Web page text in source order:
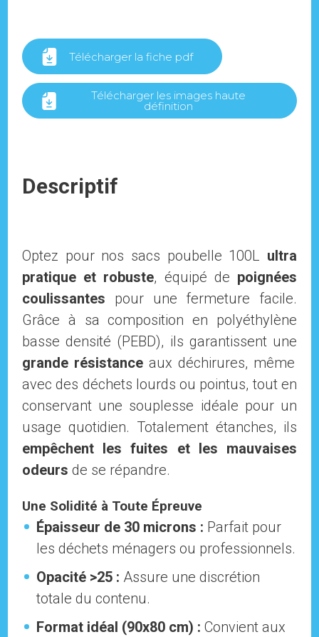
Télécharger la fiche pdf
Télécharger les images haute
définition
Descriptif
Optez pour nos sacs poubelle 100L ultra
pratique et robuste, équipé de poignées
coulissantes pour une fermeture facile.
Grâce à sa composition en polyéthylène
basse densité (PEBD), ils garantissent une
grande résistance aux déchirures, même
avec des déchets lourds ou pointus, tout en
conservant une souplesse idéale pour un
usage quotidien. Totalement étanches, ils
empêchent les fuites et les mauvaises
odeurs de se répandre.
Une Solidité à Toute Épreuve
Épaisseur de 30 microns : Parfait pour
les déchets ménagers ou professionnels.
Opacité >25 : Assure une discrétion
totale du contenu.
Format idéal (90x80 cm) : Convient aux